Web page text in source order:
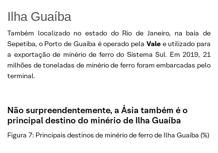
Ilha Guaíba
Também localizado no estado do Rio de Janeiro, na baía de
Sepetiba, o Porto de Guaíba é operado pela Vale e utilizado para
a exportação de minério de ferro do Sistema Sul. Em 2019, 21
milhões de toneladas de minério de ferro foram embarcadas pelo
terminal.
Não surpreendentemente, a Ásia também é o
principal destino do minério de Ilha Guaíba
Figura 7: Principais destinos de minério de ferro de Ilha Guaíba (%)